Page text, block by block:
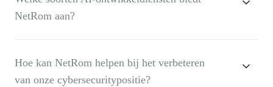
NetRom aan?
Hoe kan NetRom helpen bij het verbeteren
van onze cybersecuritypositie?